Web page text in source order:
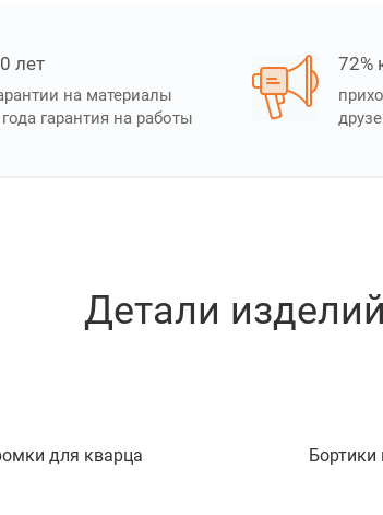
лет
на материалы
гарантия на работы
72%
Детали изделий
для кварца